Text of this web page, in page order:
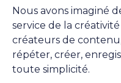
Nous avons imaginé
service de la
créateurs de
répéter, créer,
toute simplicité.